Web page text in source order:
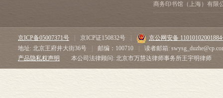
商务印书馆（上海）有限
京ICP备05007371号 京ICP证150832号
京公网安备
地址: 北京王府井大街36号
邮编：100710
读者邮箱:
产品隐私权声明
本公司法律顾问: 北京市万慧达律师事务所王宇明律师